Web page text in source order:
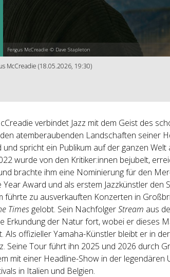
Fergus McCreadie © Dave Stapleton
McCreadie (18.05.2026, 19:30)
verbindet Jazz mit dem Geist des
atemberaubenden Landschaften seiner
spricht ein Publikum auf der ganzen Welt
wurde von den Kritiker:innen bejubelt,
brachte ihm eine Nominierung für den
Award und als erstem Jazzkünstler den
führte zu ausverkauften Konzerten in
Times gelobt. Sein NachfolgerStream aus
Erkundung der Natur fort, wobei er dieses
Als offizieller Yamaha-Künstler bleibt er in
Seine Tour führt ihn 2025 und 2026 durch
mit einer Headline-Show in der legendären
in Italien und Belgien.